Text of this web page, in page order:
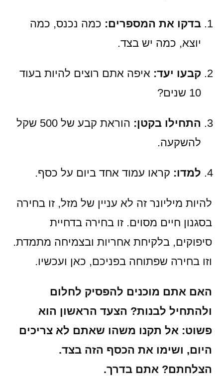
בדקו את המספרים: כמה נכנס, כמה
יוצא, כמה יש בצד.
קבעו יעד: איפה אתם רוצים להיות בעוד
10 שנים?
התחילו בקטן:
הוראת קבע של 500 שקל
להשקעה.
למדו: קראו עמוד אחד ביום על כסף.
להיות מיליונר זה לא עניין של מזל, זו בחירה
בסגנון חיים מסוים. זו בחירה בדחיית
סיפוקים, בלקיחת אחריות ובצמיחה מתמדת.
וזו בחירה שפתוחה בפניכם, כאן ועכשיו.
האם אתם מוכנים להפסיק לחלום
ולהתחיל לבנות? הצעד הראשון הוא
פשוט: אל תקנו משהו שאתם לא צריכים
היום, ושימו את הכסף הזה בצד.
הצלחתם? אתם בדרך.